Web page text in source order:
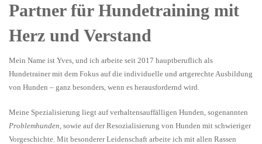
Partner für Hundetraining mit
Herz und Verstand
Mein Name ist Yves, und ich arbeite seit 2017 hauptberuflich als
Hundetrainer mit dem Fokus auf die individuelle und artgerechte Ausbildung
von Hunden – ganz besonders, wenn es herausfordernd wird.
Meine Spezialisierung liegt auf verhaltensauffälligen Hunden, sogenannten
Problemhunden, sowie auf der Resozialisierung von Hunden mit schwieriger
Vorgeschichte. Mit besonderer Leidenschaft arbeite ich mit allen Rassen